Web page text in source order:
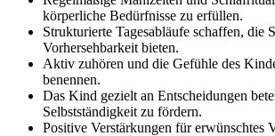
körperliche Bedürfnisse zu erfüllen.
Strukturierte Tagesabläufe schaffen, die
Vorhersehbarkeit bieten.
Aktiv zuhören und die Gefühle des
benennen.
Das Kind gezielt an Entscheidungen
Selbstständigkeit zu fördern.
Positive Verstärkungen für erwünschtes